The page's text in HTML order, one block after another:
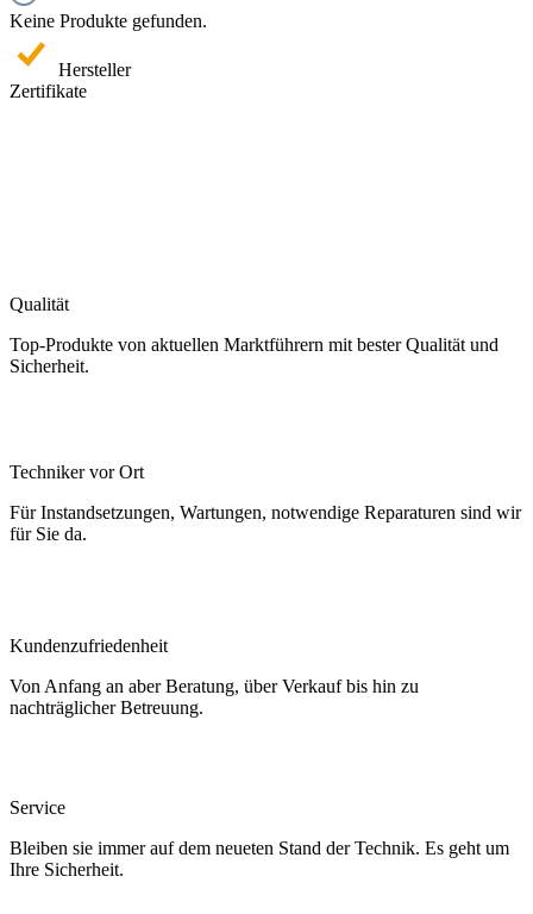
Keine Produkte gefunden.
Hersteller
Zertifikate
Qualität
Top-Produkte von aktuellen Marktführern mit bester Qualität und
Sicherheit.
Techniker vor Ort
Für Instandsetzungen, Wartungen, notwendige Reparaturen sind wir
für Sie da.
Kundenzufriedenheit
Von Anfang an aber Beratung, über Verkauf bis hin zu
nachträglicher Betreuung.
Service
Bleiben sie immer auf dem neueten Stand der Technik. Es geht um
Ihre Sicherheit.